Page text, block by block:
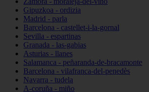
Gipuzkoa - ordizia
Madrid - parla
Barcelona - castellet-i-la-gornal
Sevilla - espartinas
Granada - las-gabias
Asturias - llanes
Salamanca - peñaranda-de-bracamonte
Barcelona - vilafranca-del-penedès
Navarra - tudela
A-coruña - miño